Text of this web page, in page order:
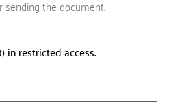
sending the document.
in restricted access.